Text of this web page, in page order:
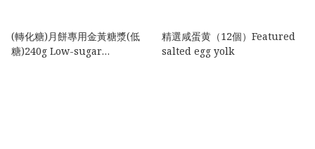
(轉化糖)月餅專用金黃糖漿(低
糖)240g Low-sugar
精選咸蛋黄（12個）Featured
salted egg yolk